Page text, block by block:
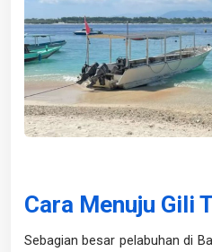
Cara Menuju Gili
Sebagian besar pelabuhan di